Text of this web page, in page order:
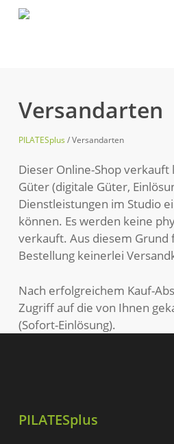
Skip
Versandarten
PILATESplus /Versandarten
Dieser Online-Shop
Güter (digitale Güter,
Dienstleistungen im Studio
können. Es werden keine
verkauft. Aus diesem Grund
Bestellung keinerlei
Nach erfolgreichem Kauf-
Zugriff auf die von Ihnen
(Sofort-Einlösung).
PILATESplus